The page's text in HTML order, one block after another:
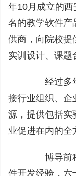
年10月成立的
名的教学软件产
供商，向院校提
实训设计、课题
经过多年
接行业组织、企
源，提供包括实
业促进在内的全
博导前程
件开发经验，六